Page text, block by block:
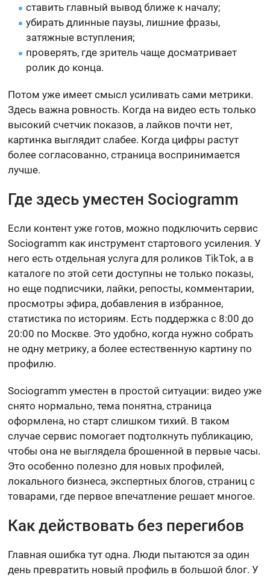
ставить главный вывод ближе к началу;
убирать длинные паузы, лишние фразы,
затяжные вступления;
проверять, где зритель чаще досматривает
ролик до конца.
Потом уже имеет смысл усиливать сами метрики.
Здесь важна ровность. Когда на видео есть только
высокий счетчик показов, а лайков почти нет,
картинка выглядит слабее. Когда цифры растут
более согласованно, страница воспринимается
лучше.
Где здесь уместен Sociogramm
Если контент уже готов, можно подключить сервис
Sociogramm как инструмент стартового усиления. У
него есть отдельная услуга для роликов TikTok, а в
каталоге по этой сети доступны не только показы,
но еще подписчики, лайки, репосты, комментарии,
просмотры эфира, добавления в избранное,
статистика по историям. Есть поддержка с 8:00 до
20:00 по Москве. Это удобно, когда нужно собрать
не одну метрику, а более естественную картину по
профилю.
Sociogramm уместен в простой ситуации: видео уже
снято нормально, тема понятна, страница
оформлена, но старт слишком тихий. В таком
случае сервис помогает подтолкнуть публикацию,
чтобы она не выглядела брошенной в первые часы.
Это особенно полезно для новых профилей,
локального бизнеса, экспертных блогов, страниц с
товарами, где первое впечатление решает многое.
Как действовать без перегибов
Главная ошибка тут одна. Люди пытаются за один
день превратить новый профиль в большой блог. У